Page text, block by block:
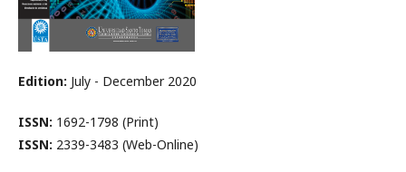
Edition: July - December 2020
ISSN: 1692-1798 (Print)
ISSN: 2339-3483 (Web-Online)